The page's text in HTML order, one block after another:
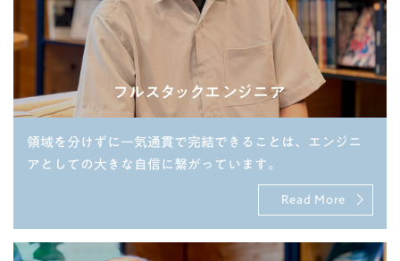
フルスタックエンジニア
領域を分けずに一気通貫で完結できることは、エンジニ
アとしての大きな自信に繋がっています。
Read More